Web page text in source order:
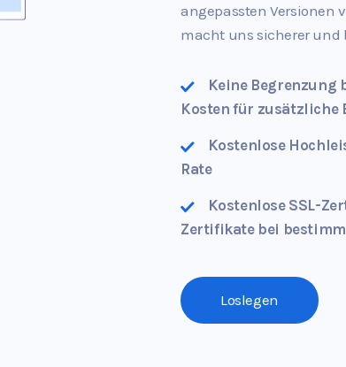
angepassten Versionen
macht uns sicherer und
Keine Begrenzung
Kosten für zusätzliche
Kostenlose
Rate
Kostenlose SSL-
Zertifikate bei
Loslegen